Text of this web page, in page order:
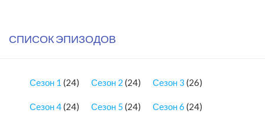
СПИСОК ЭПИЗОДОВ
Сезон 1 (24) Сезон 2 (24) Сезон 3 (26)
Сезон 4(24) Сезон 5 (24) Сезон 6 (24)